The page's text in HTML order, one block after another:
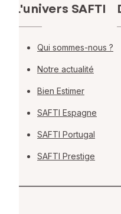
L'univers SAFTI
Qui sommes-nous ?
Notre actualité
Bien Estimer
SAFTI Espagne
SAFTI Portugal
SAFTI Prestige